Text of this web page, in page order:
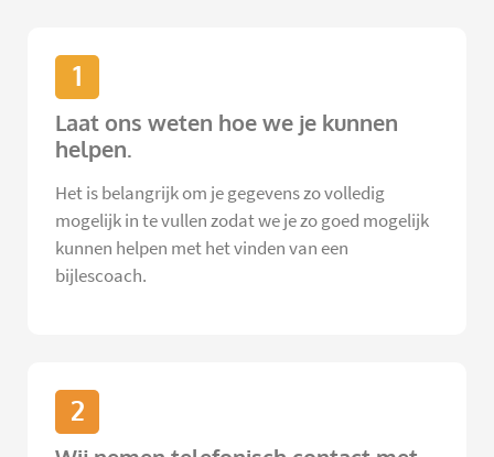
1
Laat ons weten hoe we je kunnen
helpen.
Het is belangrijk om je gegevens zo volledig
mogelijk in te vullen zodat we je zo goed mogelijk
kunnen helpen met het vinden van een
bijlescoach.
2